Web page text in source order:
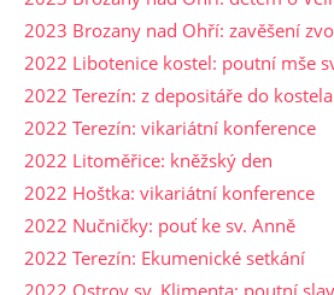
2023 Brozany nad Ohří: zavěšení
2022 Libotenice kostel: poutní mše
2022 Terezín: z depositáře do kostela
2022 Terezín: vikariátní konference
2022 Litoměřice: kněžský den
2022 Hoštka: vikariátní konference
2022 Nučničky: pouť ke sv. Anně
2022 Terezín: Ekumenické setkání
2022 Ostrov sv. Klimenta: poutní